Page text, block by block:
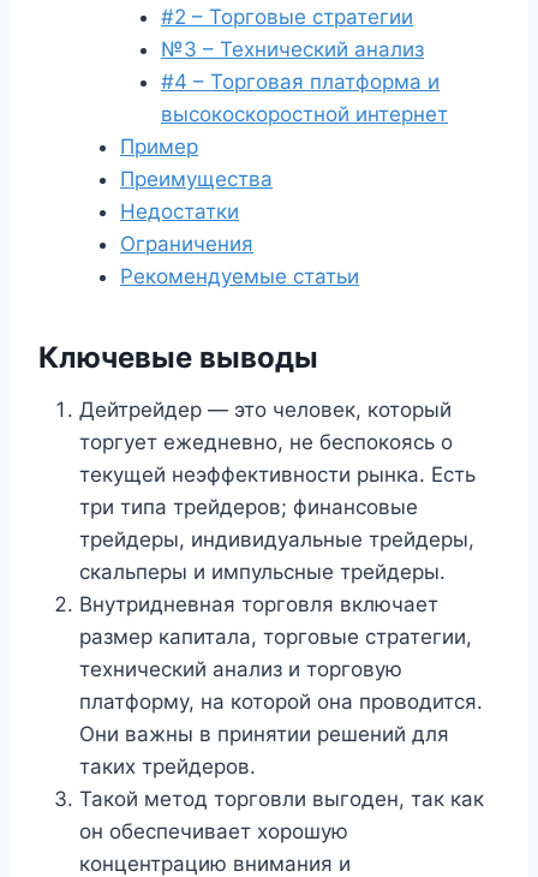
#2 – Торговые стратегии
№3 – Технический анализ
#4 – Торговая платформа и
высокоскоростной интернет
Пример
Преимущества
Недостатки
Ограничения
Рекомендуемые статьи
Ключевые выводы
Дейтрейдер — это человек, который
торгует ежедневно, не беспокоясь о
текущей неэффективности рынка. Есть
три типа трейдеров; финансовые
трейдеры, индивидуальные трейдеры,
скальперы и импульсные трейдеры.
Внутридневная торговля включает
размер капитала, торговые стратегии,
технический анализ и торговую
платформу, на которой она проводится.
Они важны в принятии решений для
таких трейдеров.
Такой метод торговли выгоден, так как
он обеспечивает хорошую
концентрацию внимания и